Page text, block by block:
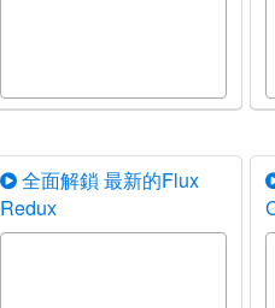
全面解鎖 最新的Flux
Redux